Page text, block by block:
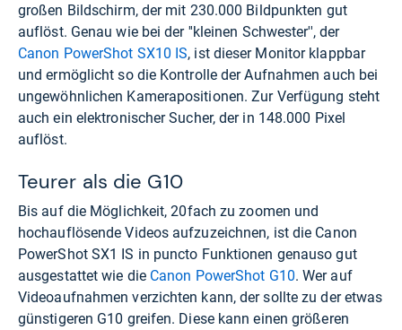
großen Bildschirm, der mit 230.000 Bildpunkten gut
auflöst. Genau wie bei der ''kleinen Schwester'', der
Canon PowerShot SX10 IS, ist dieser Monitor klappbar
und ermöglicht so die Kontrolle der Aufnahmen auch bei
ungewöhnlichen Kamerapositionen. Zur Verfügung steht
auch ein elektronischer Sucher, der in 148.000 Pixel
auflöst.
Teurer als die G10
Bis auf die Möglichkeit, 20fach zu zoomen und
hochauflösende Videos aufzuzeichnen, ist die Canon
PowerShot SX1 IS in puncto Funktionen genauso gut
ausgestattet wie die Canon PowerShot G10. Wer auf
Videoaufnahmen verzichten kann, der sollte zu der etwas
günstigeren G10 greifen. Diese kann einen größeren